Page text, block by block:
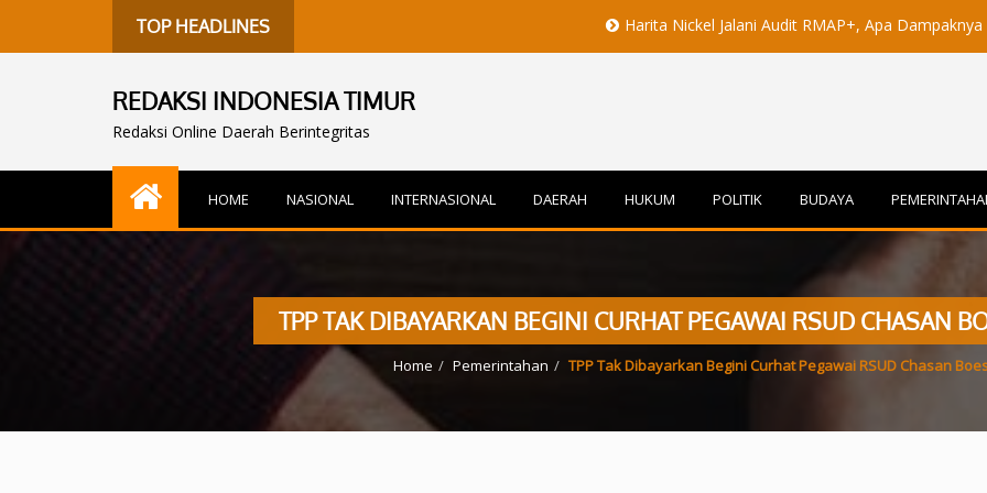
TOP HEADLINES Harita Nickel Jalani Audit RMAP+, Apa Dampaknya untuk
REDAKSI INDONESIA TIMUR
Redaksi Online Daerah Berintegritas
HOME NASIONAL INTERNASIONAL DAERAH HUKUM POLITIK BUDAYA
TPP TAK DIBAYARKAN BEGINI CURHAT PEGAWAI RSUD CHASAN
Home Pemerintahan TPP Tak Dibayarkan Begini Curhat Pegawai RSUD Chasan